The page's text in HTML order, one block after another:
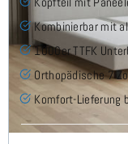
Kombinierbar mit
1000er TTFK
Orthopädische 7
Komfort-Lieferung